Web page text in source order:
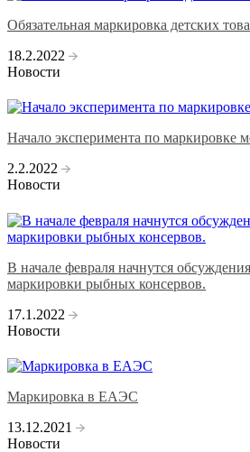
Обязательная маркировка детских
18.2.2022
Новости
Начало эксперимента по маркировке
2.2.2022
Новости
В начале февраля начнутся
маркировки рыбных консервов.
17.1.2022
Новости
Маркировка в ЕАЭС
13.12.2021
Новости